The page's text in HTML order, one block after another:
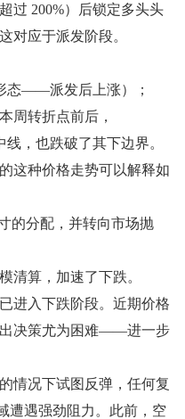
过 200%）后锁定多头头
这对应于派发阶段。
态——派发后上涨）；
周转折点前后，
，也跌破了其下边界。
这种价格走势可以解释如
的分配，并转向市场抛
清算，加速了下跌。
进入下跌阶段。近期价格
决策尤为困难——进一步
情况下试图反弹，任何复
遭遇强劲阻力。此前，空